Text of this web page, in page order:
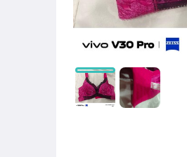
洋裝
泳裝